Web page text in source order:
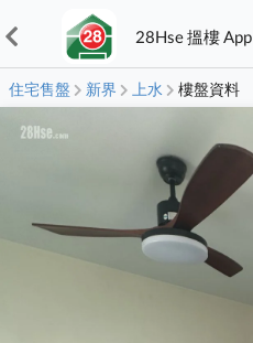
28Hse 搵樓 App
住宅售盤 新界 上水 樓盤資料